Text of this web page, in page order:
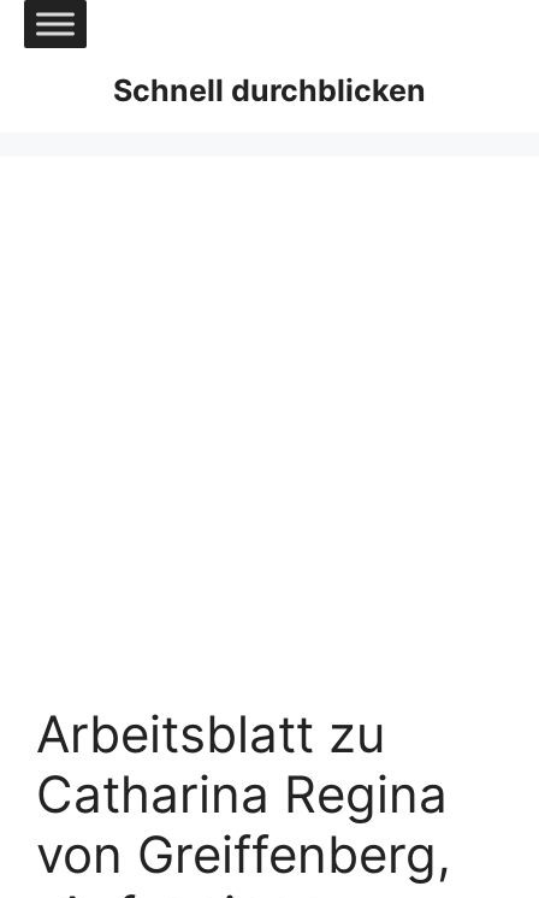
Zum
Inhalt
Schnell durchblicken
Arbeitsblatt zu
Catharina Regina
von Greiffenberg,